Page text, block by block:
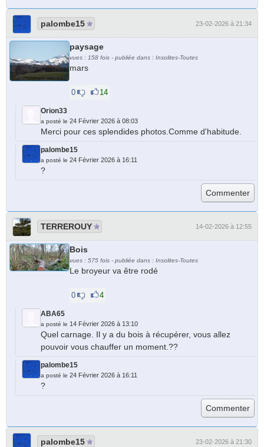
palombe15 23-02-2026 à 21:34
paysage
vues : 158 fois - publiée dans : Insolites-Toutes
mars
0 14
Orion33
a posté le 24 Février 2026 à 08:03
Merci pour ces splendides photos.Comme d'habitude.
palombe15
a posté le 24 Février 2026 à 16:11
?
TERREROUY 14-02-2026 à 12:55
Bois
vues : 575 fois - publiée dans : Insolites-Toutes
Le broyeur va être rodé
0 4
ABA65
a posté le 14 Février 2026 à 13:10
Quel carnage. Il y a du bois à récupérer, vous allez
pouvoir vous chauffer un moment.??
palombe15
a posté le 24 Février 2026 à 16:11
?
palombe15 23-02-2026 à 21:30